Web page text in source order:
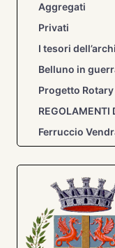
Aggregati
Privati
I tesori
Belluno in
Progetto
REGOLAMENTI
Ferruccio